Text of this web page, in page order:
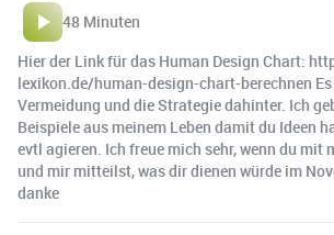
48 Minuten
Hier der Link für das Human Design Chart:
lexikon.de/human-design-chart-berechnen
Vermeidung und die Strategie dahinter. Ich
Beispiele aus meinem Leben damit du Ideen
evtl agieren. Ich freue mich sehr, wenn du mit
und mir mitteilst, was dir dienen würde im
danke